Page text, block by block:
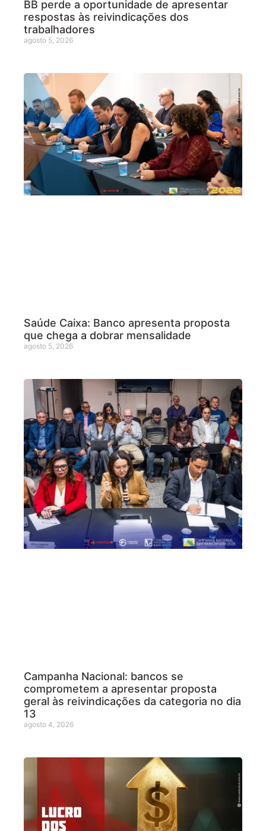
BB perde a oportunidade de apresentar
respostas às reivindicações dos
trabalhadores
agosto 5, 2026
Saúde Caixa: Banco apresenta proposta
que chega a dobrar mensalidade
agosto 5, 2026
Campanha Nacional: bancos se
comprometem a apresentar proposta
geral às reivindicações da categoria no dia
13
agosto 4, 2026